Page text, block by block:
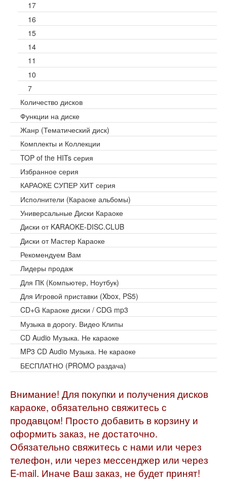
17
16
15
14
11
10
7
Количество дисков
Функции на диске
Жанр (Тематический диск)
Комплекты и Коллекции
TOP of the HITs серия
Избранное серия
КАРАОКЕ СУПЕР ХИТ серия
Исполнители (Караоке альбомы)
Универсальные Диски Караоке
Диски от KARAOKE-DISC.CLUB
Диски от Мастер Караоке
Рекомендуем Вам
Лидеры продаж
Для ПК (Компьютер, Ноутбук)
Для Игровой приставки (Xbox, PS5)
CD+G Караоке диски / CDG mp3
Музыка в дорогу. Видео Клипы
CD Audio Музыка. Не караоке
MP3 CD Audio Музыка. Не караоке
БЕСПЛАТНО (PROMO раздача)
Внимание! Для покупки и получения дисков
караоке, обязательно свяжитесь с
продавцом! Просто добавить в корзину и
оформить заказ, не достаточно.
Обязательно свяжитесь с нами или через
телефон, или через мессенджер или через
E-mail. Иначе Ваш заказ, не будет принят!